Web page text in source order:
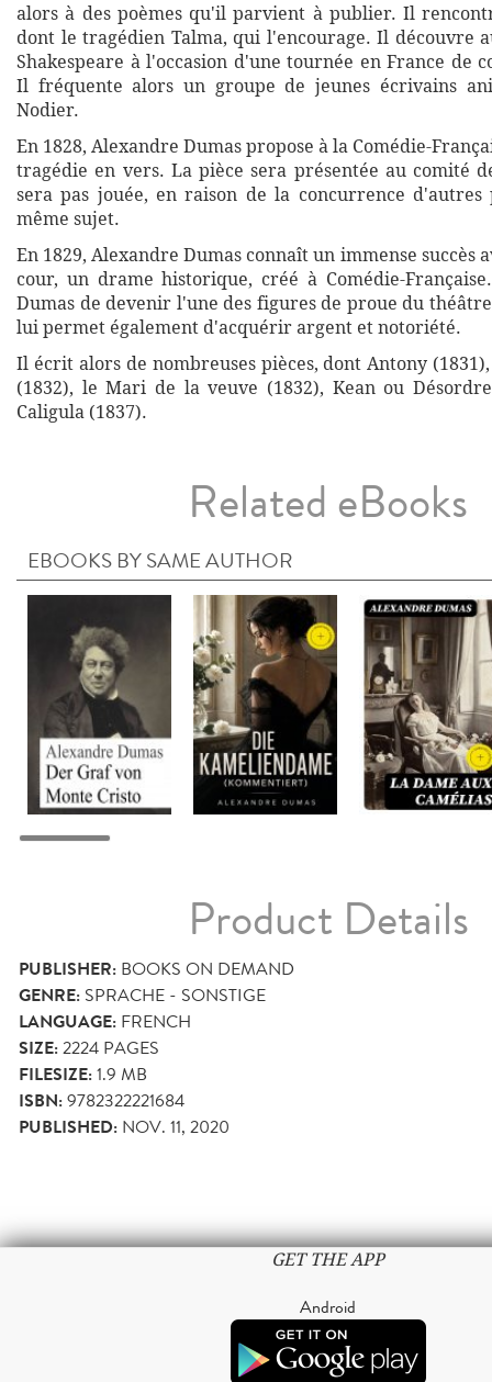
alors à des poèmes qu'il parvient à publier. Il
dont le tragédien Talma, qui l'encourage. Il découvre
Shakespeare à l'occasion d'une tournée en France de
Il fréquente alors un groupe de jeunes écrivains
Nodier.
En 1828, Alexandre Dumas propose à la Comédie-
tragédie en vers. La pièce sera présentée au comité
sera pas jouée, en raison de la concurrence
même sujet.
En 1829, Alexandre Dumas connaît un immense succès
cour, un drame historique, créé à Comédie-
Dumas de devenir l'une des figures de proue du
lui permet également d'acquérir argent et notoriété.
Il écrit alors de nombreuses pièces, dont Antony
(1832), le Mari de la veuve (1832), Kean ou
Caligula (1837).
Related eBooks
EBOOKS BY SAME AUTHOR
Product Details
PUBLISHER: BOOKS ON DEMAND
GENRE: SPRACHE - SONSTIGE
LANGUAGE: FRENCH
SIZE:2224 PAGES
FILESIZE:1.9 MB
ISBN:9782322221684
PUBLISHED: NOV. 11, 2020
GET THE APP
Android